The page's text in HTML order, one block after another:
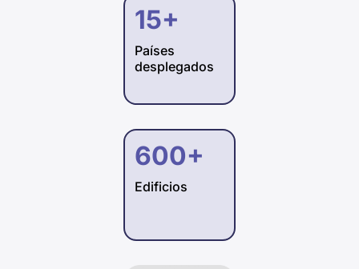
15+
Países
desplegados
600+
Edificios